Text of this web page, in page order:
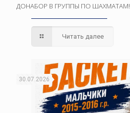
ДОНАБОР В ГРУППЫ ПО ШАХМАТАМ!
Читать далее
30.07.2026